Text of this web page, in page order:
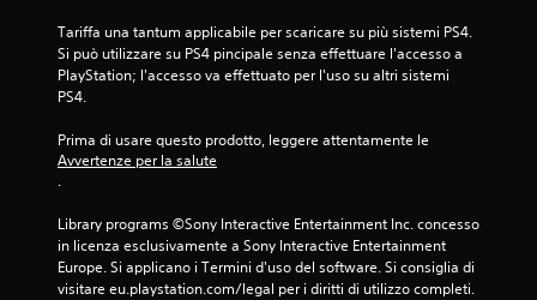
Tariffa una tantum applicabile per scaricare su più sistemi PS4.
Si può utilizzare su PS4 pincipale senza effettuare l'accesso a
PlayStation; l'accesso va effettuato per l'uso su altri sistemi
PS4.
Prima di usare questo prodotto, leggere attentamente le
Avvertenze per la salute
.
Library programs ©Sony Interactive Entertainment Inc. concesso
in licenza esclusivamente a Sony Interactive Entertainment
Europe. Si applicano i Termini d'uso del software. Si consiglia di
visitare eu.playstation.com/legal per i diritti di utilizzo completi.